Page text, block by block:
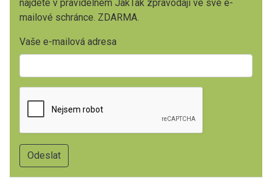
najdete v pravidelném JakTak zpravodaji ve své e-
mailové schránce. ZDARMA.
Vaše e-mailová adresa